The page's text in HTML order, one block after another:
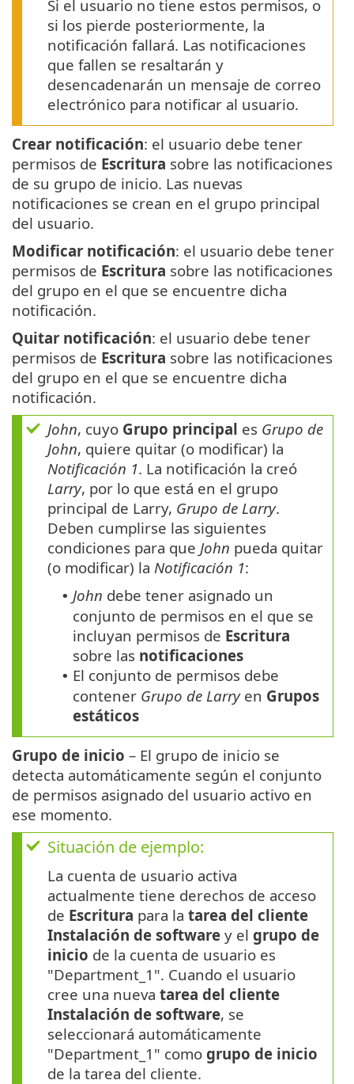
Si el usuario no tiene estos permisos, o
si los pierde posteriormente, la
notificación fallará. Las notificaciones
que fallen se resaltarán y
desencadenarán un mensaje de correo
electrónico para notificar al usuario.
Crear notificación: el usuario debe tener
permisos de Escritura sobre las notificaciones
de su grupo de inicio. Las nuevas
notificaciones se crean en el grupo principal
del usuario.
Modificar notificación: el usuario debe tener
permisos de Escritura sobre las notificaciones
del grupo en el que se encuentre dicha
notificación.
Quitar notificación: el usuario debe tener
permisos de Escritura sobre las notificaciones
del grupo en el que se encuentre dicha
notificación.
John, cuyo Grupo principal es Grupo de
John, quiere quitar (o modificar) la
Notificación 1. La notificación la creó
Larry, por lo que está en el grupo
principal de Larry, Grupo de Larry.
Deben cumplirse las siguientes
condiciones para que John pueda quitar
(o modificar) la Notificación 1:
• John debe tener asignado un
conjunto de permisos en el que se
incluyan permisos de Escritura
sobre las notificaciones
• El conjunto de permisos debe
contener Grupo de Larryen Grupos
estáticos
Grupo de inicio – El grupo de inicio se
detecta automáticamente según el conjunto
de permisos asignado del usuario activo en
ese momento.
Situación de ejemplo:
La cuenta de usuario activa
actualmente tiene derechos de acceso
de Escritura para la tarea del cliente
Instalación de software y el grupo de
inicio de la cuenta de usuario es
"Department_1". Cuando el usuario
cree una nueva tarea del cliente
Instalación de software, se
seleccionará automáticamente
"Department_1" como grupo de inicio
de la tarea del cliente.